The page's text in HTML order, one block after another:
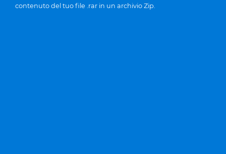
contenuto del tuo file .rar in un archivio Zip.